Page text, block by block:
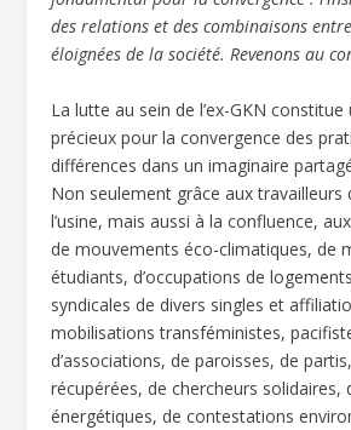
des relations et des combinaisons
éloignées de la société. Revenons au
La lutte au sein de l’ex-GKN
précieux pour la convergence des
différences dans un imaginaire
Non seulement grâce aux travailleurs
l’usine, mais aussi à la confluence,
de mouvements éco-climatiques, de
étudiants, d’occupations de
syndicales de divers singles et
mobilisations transféministes,
d’associations, de paroisses, de partis,
récupérées, de chercheurs solidaires,
énergétiques, de contestations